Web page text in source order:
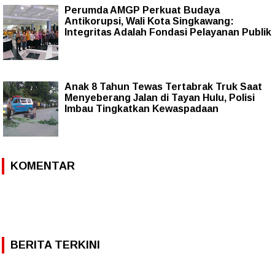
Perumda AMGP Perkuat Budaya
Antikorupsi, Wali Kota Singkawang:
Integritas Adalah Fondasi Pelayanan Publik
Anak 8 Tahun Tewas Tertabrak Truk Saat
Menyeberang Jalan di Tayan Hulu, Polisi
Imbau Tingkatkan Kewaspadaan
KOMENTAR
BERITA TERKINI